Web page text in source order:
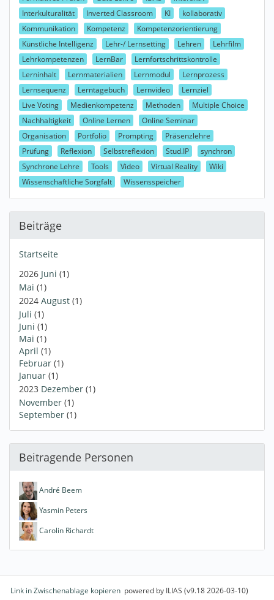
Interkulturalität
Inverted Classroom KI
kollaborativ
Kommunikation
Kompetenz
Kompetenzorientierung
Künstliche Intelligenz
Lehr-/ Lernsetting Lehren
Lehrfilm
Lehrkompetenzen
LernBar
Lernfortschrittskontrolle
Lerninhalt
Lernmaterialien Lernmodul
Lernprozess
Lernsequenz
Lerntagebuch Lernvideo
Lernziel
Live Voting
Medienkompetenz Methoden
Multiple Choice
Nachhaltigkeit
Online Lernen
Online Seminar
Organisation
Portfolio Prompting
Präsenzlehre
Prüfung
Reflexion Selbstreflexion Stud.IP
synchron
Synchrone Lehre
Tools Video Virtual Reality
Wiki
Wissenschaftliche Sorgfalt
Wissensspeicher
Beiträge
Startseite
2026 Juni (1)
Mai (1)
2024 August (1)
Juli (1)
Juni (1)
Mai (1)
April (1)
Februar (1)
Januar (1)
2023 Dezember (1)
November (1)
September (1)
Beitragende Personen
André Beem
Yasmin Peters
Carolin Richardt
Link in Zwischenablage kopieren powered by ILIAS (v9.18 2026-03-10)